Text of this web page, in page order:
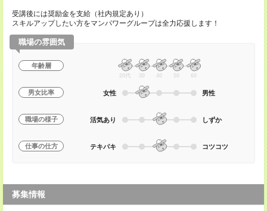
受講後には奨励金を支給（社内規定あり）
スキルアップしたい方をマンパワーグループは全力応援します！
職場の雰囲気
年齢層
20代 30 40 50 60
男女比率 女性 男性
職場の様子 活気あり しずか
仕事の仕方 テキパキ コツコツ
募集情報